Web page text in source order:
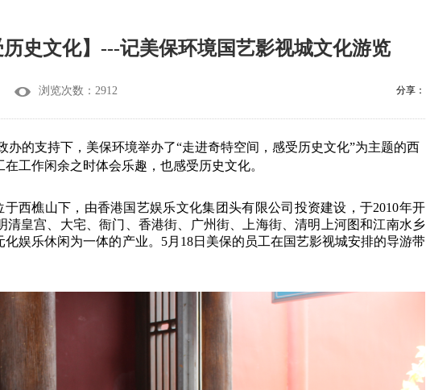
历史文化】---记美保环境国艺影视城文化游览
浏览次数：2912 分享：
的支持下，美保环境举办了“走进奇特空间，感受历史文化”为主题的西
在工作闲余之时体会乐趣，也感受历史文化。
西樵山下，由香港国艺娱乐文化集团头有限公司投资建设，于2010年开
清皇宫、大宅、衙门、香港街、广州街、上海街、清明上河图和江南水乡
娱乐休闲为一体的产业。 5月 18日美保的员工在国艺影视城安排的导游带